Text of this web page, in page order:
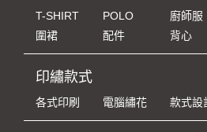
T-SHIRT POLO 廚師服
圍裙
配件 背心
印繡款式
各式印刷 電腦繡花 款式設